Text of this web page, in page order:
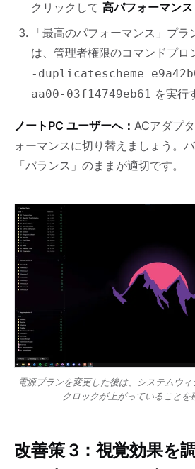
クリックして 高パフォーマンス
「最高のパフォーマンス」プ
は、管理者権限のコマンドプロ
-duplicatescheme
aa00-03f14749eb61 を実行
ノートPC ユーザーへ： ACアダプ
ォーマンスに切り替えましょう。
「バランス」のままが適切です。
電源プランを変更した後は、システムウ
クロックが上がっていることを
改善策 3：視覚効果を